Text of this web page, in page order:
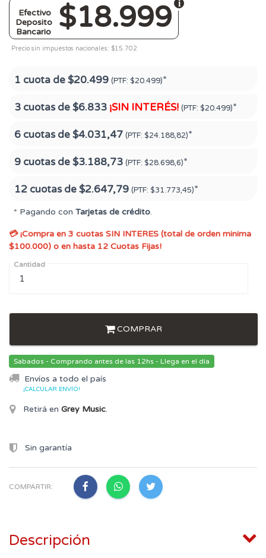
$18.999
Efectivo
Deposito
Bancario
Precio sin impuestos nacionales: $15.702
1 cuota de$20.499 (PTF: $20.499)*
3 cuotas de$6.833 ¡SIN INTERÉS! (PTF: $20.499)*
6 cuotas de$4.031,47 (PTF: $24.188,82)*
9 cuotas de$3.188,73 (PTF: $28.698,6)*
12 cuotas de$2.647,79 (PTF: $31.773,45)*
* Pagando con Tarjetas de crédito.
💳 ¡Compra en 3 cuotas SIN INTERES (total de orden minima
$100.000) o en hasta 12 Cuotas Fijas!
Cantidad
COMPRAR
Sabados - Comprando antes de las 12hs - Llega en el día
Envíos a todo el país
¡CALCULAR ENVÍO!
Retirá en Grey Music.
Sin garantía
COMPARTIR:
Descripción